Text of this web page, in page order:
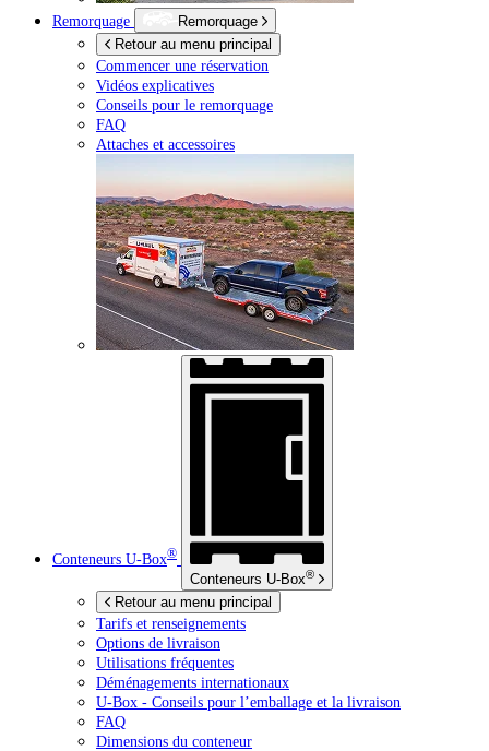
Remorquage
Remorquage
Retour au menu principal
Commencer une réservation
Vidéos explicatives
Conseils pour le remorquage
FAQ
Attaches et accessoires
Conteneurs U-Box®
Conteneurs U-Box®
Retour au menu principal
Tarifs et renseignements
Options de livraison
Utilisations fréquentes
Déménagements internationaux
U-Box - Conseils pour l’emballage et la livraison
FAQ
Dimensions du conteneur